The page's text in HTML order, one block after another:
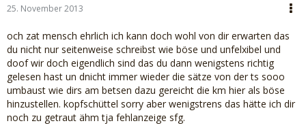
25. November 2013
och zat mensch ehrlich ich kann doch wohl von dir erwarten das
du nicht nur seitenweise schreibst wie böse und unfelxibel und
doof wir doch eigendlich sind das du dann wenigstens richtig
gelesen hast un dnicht immer wieder die sätze von der ts sooo
umbaust wie dirs am betsen dazu gereicht die km hier als böse
hinzustellen. kopfschüttel sorry aber wenigstrens das hätte ich dir
noch zu getraut ähm tja fehlanzeige sfg.